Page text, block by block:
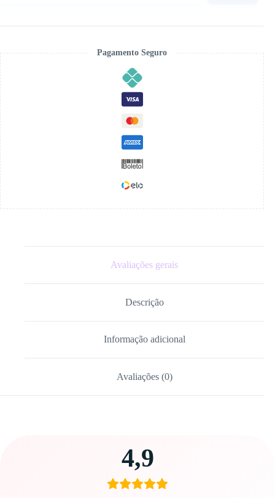
Pagamento Seguro
Avaliações gerais
Descrição
Informação adicional
Avaliações (0)
4,9